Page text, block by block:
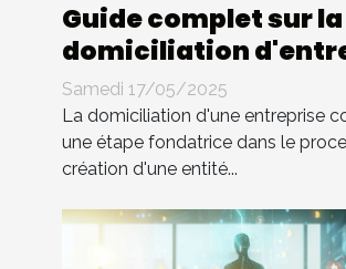
Guide complet sur la
domiciliation
en Tunisie
Samedi 17/05/2025
La domiciliation d'une entreprise
une étape fondatrice dans le
création d'une entité...